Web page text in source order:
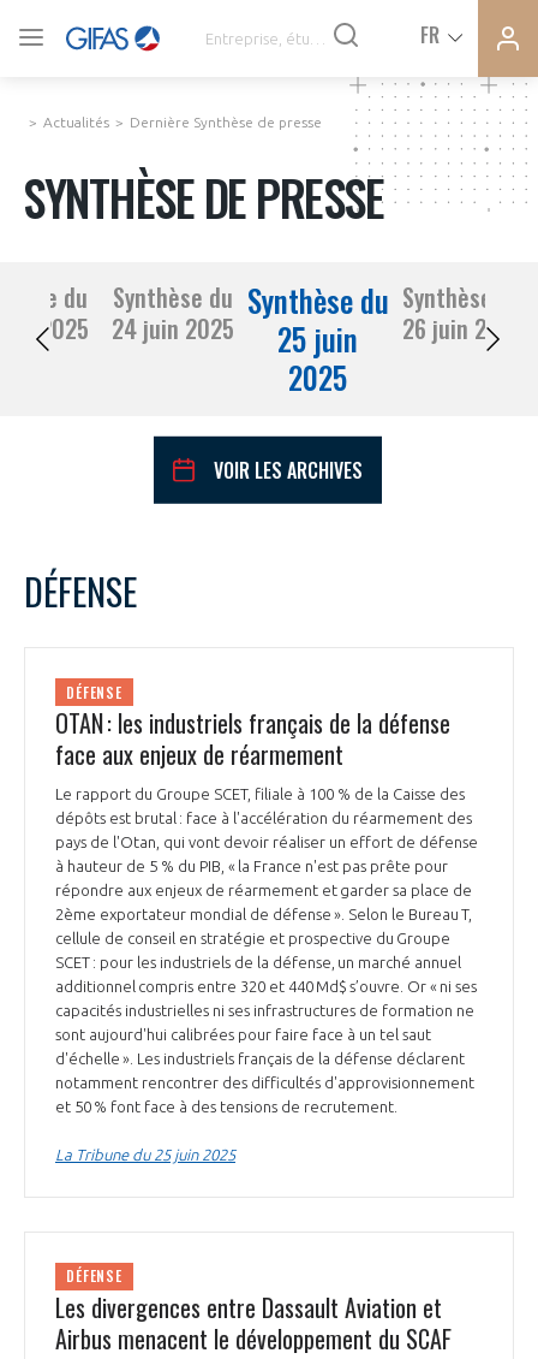
FR
SYNTHÈSE DE PRESSE
COMMUNIQUÉS DE PRESSE
PRÉSENTATION
NOTRE VISION
NOS MISSIONS
NOTRE HISTOIRE
ORGANISATION
LE CONSEIL DU GIFAS
L’ÉQUIPE DU GIFAS
NOS RÉSEAUX À L'INTERNATIONAL
FONCTIONNEMENT
GEADS
COMITÉ AERO PME
STARTAIR
COMMISSIONS ET COMITÉS
ACCOMPAGNEMENT DE NOS ADHÉRENTS
LES PROGRAMMES DU GIFAS
UN ÉCOSYSTÈME INTÉGRÉ ET COHÉRENT
POURQUOI DEVENIR MEMBRE ?
LA MÉDIATION
LA MÉDIATION DANS LA FILIÈRE AÉRONAUTIQUE ET SPATIALE
LE MÉDIATEUR DE LA FILIÈRE AÉRONAUTIQUE ET SPATIALE
LA MÉDIATION AU-DELÀ DE LA FILIÈRE AÉRONAUTIQUE ET SPATIALE
PRENDRE CONTACT AVEC LE MÉDIATEUR DE LA FILIÈRE
LE SALON DU BOURGET
L'OBSERVATOIRE
CHIFFRES CLÉS
LES ENJEUX
Actualités Dernière Synthèse de presse
SYNTHÈSE DE PRESSE
du
23 juin 2025
Synthèse du
24 juin 2025
Synthèse du
25 juin
2025
Synthèse du
26 juin 2025
VOIR LES ARCHIVES
1
13
17
23
30
DÉFENSE
DÉFENSE
OTAN : les industriels français de la défense
face aux enjeux de réarmement
Le rapport du Groupe SCET, filiale à 100 % de la Caisse des
dépôts est brutal : face à l'accélération du réarmement des
pays de l'Otan, qui vont devoir réaliser un effort de défense
à hauteur de 5 % du PIB, « la France n'est pas prête pour
répondre aux enjeux de réarmement et garder sa place de
2ème exportateur mondial de défense ». Selon le Bureau T,
cellule de conseil en stratégie et prospective du Groupe
SCET : pour les industriels de la défense, un marché annuel
additionnel compris entre 320 et 440 Md$ s’ouvre. Or « ni ses
capacités industrielles ni ses infrastructures de formation ne
sont aujourd'hui calibrées pour faire face à un tel saut
d'échelle ». Les industriels français de la défense déclarent
notamment rencontrer des difficultés d'approvisionnement
et 50 % font face à des tensions de recrutement.
La Tribune du 25 juin 2025
DÉFENSE
Les divergences entre Dassault Aviation et
Airbus menacent le développement du SCAF
VOUS ÊTES ADHÉRENTS
PAS ENCORE ADHÉRENT ?
Rejoignez une filière d’excellence et développez
Découvrez les avantages d'adhérer au GIFAS.
Rencontres, salons, données sectorielles,
programmes ...
DEMANDE D’ADHÉSION
DEMANDE D’ADHÉSION
Avez-vous un statut de droit français ?